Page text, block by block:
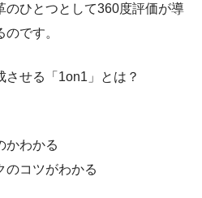
のひとつとして360度評価が導
です。
せる「1on1」とは？
かわかる
のコツがわかる